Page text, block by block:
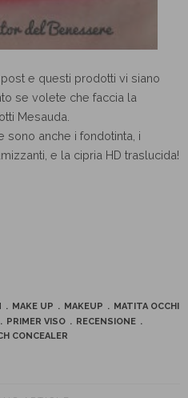
e questi prodotti vi siano
se volete che faccia la
Mesauda.
sono anche i fondotinta, i
e la cipria HD traslucida!
MAKE UP MAKEUP
MATITA OCCHI
PRIMER VISO
RECENSIONE
CONCEALER